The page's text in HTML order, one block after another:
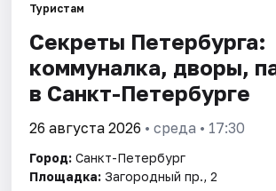
Туристам
Секреты Петербурга:
коммуналка, дворы,
в Санкт-Петербурге
26 августа 2026 • среда • 17:30
Город: Санкт-Петербург
Площадка: Загородный пр., 2